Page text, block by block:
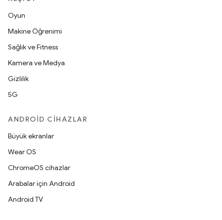
Oyun
Makine Öğrenimi
Sağlık ve Fitness
Kamera ve Medya
Gizlilik
5G
ANDROID CIHAZLAR
Büyük ekranlar
Wear OS
ChromeOS cihazlar
Arabalar için Android
Android TV